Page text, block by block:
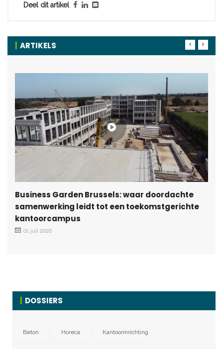
Deel dit artikel
ARTIKELS
Business Garden Brussels: waar doordachte
samenwerking leidt tot een toekomstgerichte
kantoorcampus
01 juli 2026
DOSSIERS
Beton Horeca Kantoorinrichting